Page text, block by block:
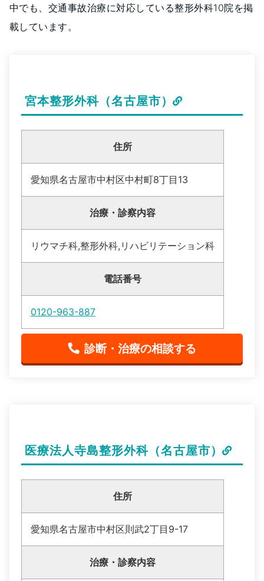
中でも、交通事故治療に対応している整形外科10院を掲
載しています。
宮本整形外科（名古屋市）
住所
愛知県名古屋市中村区中村町8丁目13
治療・診察内容
リウマチ科,整形外科,リハビリテーション科
電話番号
0120-963-887
診断・治療の相談する
医療法人寺島整形外科（名古屋市）
住所
愛知県名古屋市中村区則武2丁目9-17
治療・診察内容